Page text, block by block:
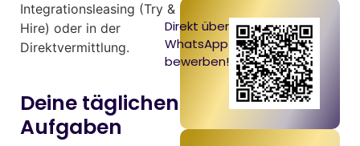
Integrationsleasing (Try &
Hire) oder in der
Direktvermittlung.
Deine täglichen
Aufgaben
Direkt über
WhatsApp
bewerben!